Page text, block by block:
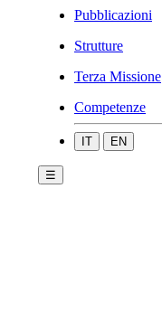
Pubblicazioni
Strutture
Terza Missione
Competenze
IT EN
☰